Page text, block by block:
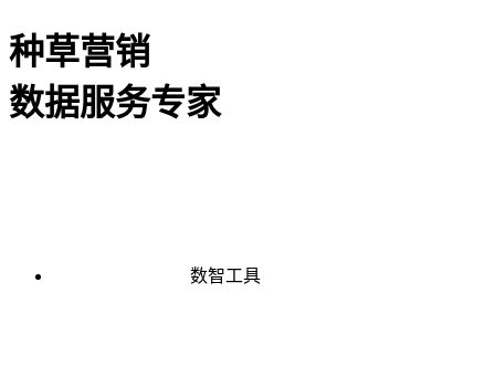
种草营销
数据服务专家
数智工具